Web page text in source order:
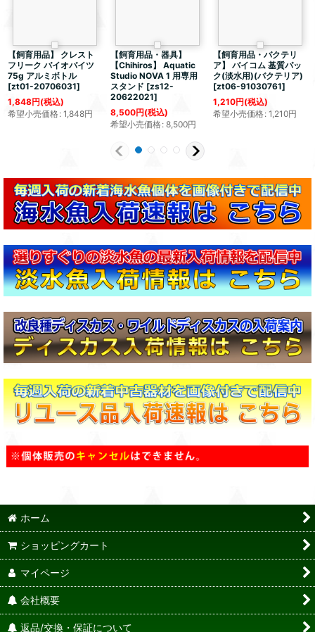
【飼育用品】 クレスト
フリーク バイオバイツ
75g アルミボトル
[zt01-20706031]
1,848円(税込)
希望小売価格: 1,848円
【飼育用品・器具】
【Chihiros】 Aquatic
Studio NOVA 1 用専用
スタンド [zs12-
20622021]
8,500円(税込)
希望小売価格: 8,500円
【飼育用品・バクテリ
ア】 バイコム 基質パッ
ク(淡水用)(バクテリア)
[zt06-91030761]
1,210円(税込)
希望小売価格: 1,210円
ホーム
ショッピングカート
マイページ
会社概要
返品/交換・保証について